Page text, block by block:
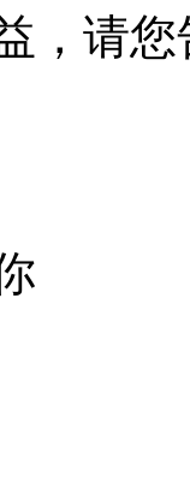
，请